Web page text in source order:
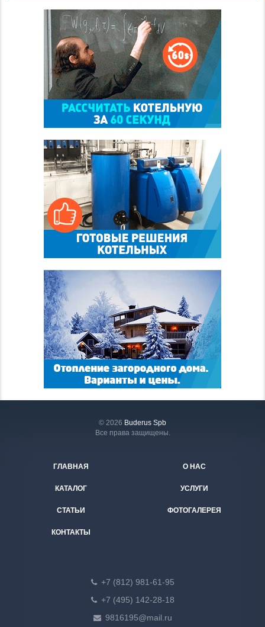
© 2026 Buderus Spb
Все права защищены.
ГЛАВНАЯ О НАС
КАТАЛОГ УСЛУГИ
СТАТЬИ ФОТОГАЛЕРЕЯ
КОНТАКТЫ
+7 (812) 981-61-95
+7 (495) 142-28-18
9816195@mail.ru